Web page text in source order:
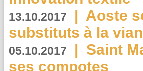
13.10.2017 | Aoste
substituts à la
05.10.2017 | Saint
ses compotes